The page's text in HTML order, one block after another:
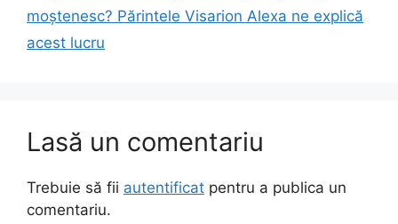
moștenesc? Părintele Visarion Alexa ne explică
acest lucru
Lasă un comentariu
Trebuie să fii autentificat pentru a publica un
comentariu.